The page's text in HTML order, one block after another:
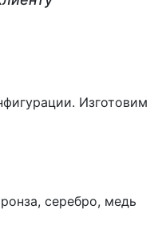
Изготовим
серебро, медь